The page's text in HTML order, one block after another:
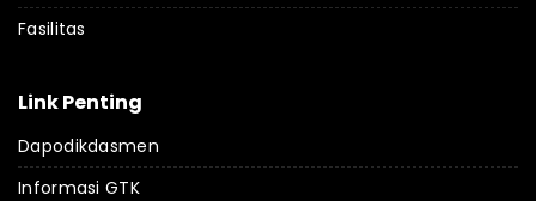
Fasilitas
Link Penting
Dapodikdasmen
Informasi GTK